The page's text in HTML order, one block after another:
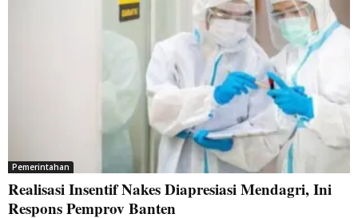
Pemerintahan
Realisasi Insentif Nakes Diapresiasi Mendagri, Ini
Respons Pemprov Banten